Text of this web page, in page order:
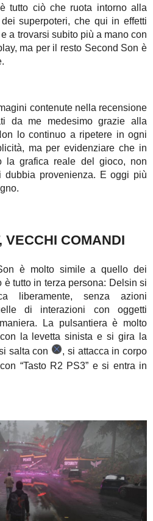
tutto ciò che ruota intorno alla
superpoteri, che qui in effetti
a trovarsi subito più a mano con
ma per il resto Second Son è
contenute nella recensione
da me medesimo grazie alla
lo continuo a ripetere in ogni
ma per evidenziare che in
la grafica reale del gioco, non
dubbia provenienza. E oggi più
VECCHI COMANDI
è molto simile a quello dei
tutto in terza persona: Delsin si
liberamente, senza azioni
di interazioni con oggetti
La pulsantiera è molto
la levetta sinista e si gira la
salta con
, si attacca in corpo
“Tasto R2 PS3” e si entra in